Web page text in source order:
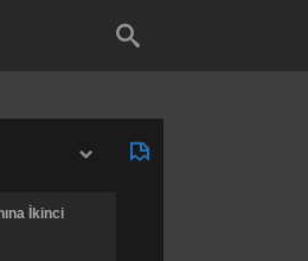
İkinci